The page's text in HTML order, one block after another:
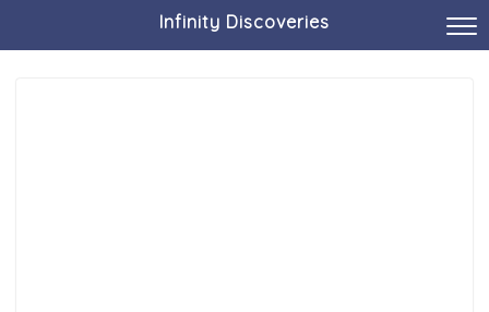
Infinity Discoveries